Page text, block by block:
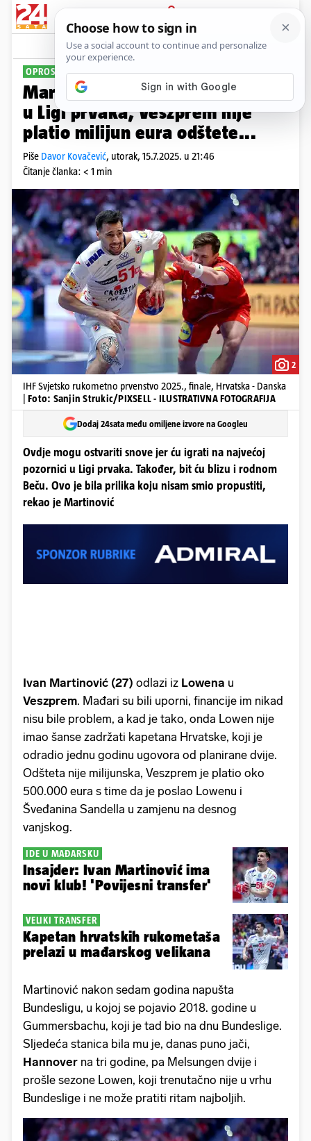
PRIJAVA
Sport Komentari
OPROSTIO SE OD BUNDESLIGE
Martinović će konačno zaigrati
u Ligi prvaka, Veszprem nije
platio milijun eura odštete...
Piše Davor Kovačević, utorak, 15.7.2025. u 21:46
Čitanje članka: < 1 min
2
IHF Svjetsko rukometno prvenstvo 2025., finale, Hrvatska - Danska
Foto: Sanjin Strukic/PIXSELL - ILUSTRATIVNA FOTOGRAFIJA
Dodaj 24sata među omiljene izvore na Googleu
Ovdje mogu ostvariti snove jer ću igrati na najvećoj
pozornici u Ligi prvaka. Također, bit ću blizu i rodnom
Beču. Ovo je bila prilika koju nisam smio propustiti,
rekao je Martinović
Ivan Martinović (27) odlazi iz Lowena u
Veszprem. Mađari su bili uporni, financije im nikad
nisu bile problem, a kad je tako, onda Lowen nije
imao šanse zadržati kapetana Hrvatske, koji je
odradio jednu godinu ugovora od planirane dvije.
Odšteta nije milijunska, Veszprem je platio oko
500.000 eura s time da je poslao Lowenu i
Šveđanina Sandella u zamjenu na desnog
vanjskog.
IDE U MAĐARSKU
Insajder: Ivan Martinović ima
novi klub! 'Povijesni transfer'
VELIKI TRANSFER
Kapetan hrvatskih rukometaša
prelazi u mađarskog velikana
Martinović nakon sedam godina napušta
Bundesligu, u kojoj se pojavio 2018. godine u
Gummersbachu, koji je tad bio na dnu Bundeslige.
Sljedeća stanica bila mu je, danas puno jači,
Hannover na tri godine, pa Melsungen dvije i
prošle sezone Lowen, koji trenutačno nije u vrhu
Bundeslige i ne može pratiti ritam najboljih.